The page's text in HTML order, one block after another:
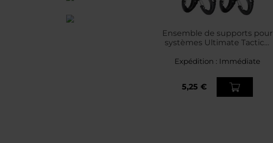
Ensemble de supports pour
systèmes Ultimate Tactical
Black
Expédition : Immédiate
5,25 €